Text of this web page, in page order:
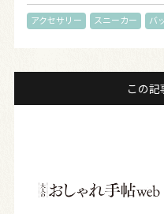
アクセサリー スニーカー バ
この